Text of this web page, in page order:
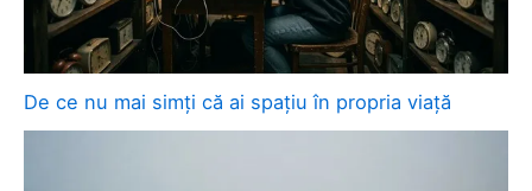
De ce nu mai simți că ai spațiu în propria viață